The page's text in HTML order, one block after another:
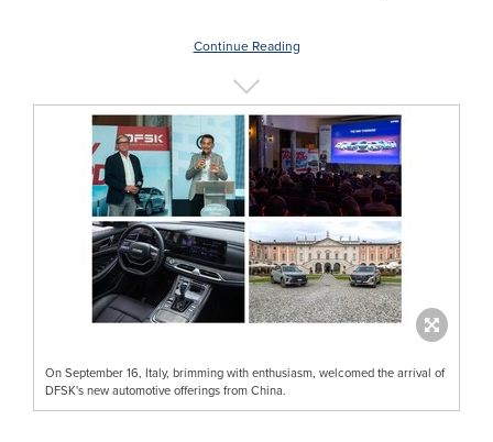
Continue Reading
On September 16, Italy, brimming with enthusiasm, welcomed the arrival of
DFSK's new automotive offerings from China.